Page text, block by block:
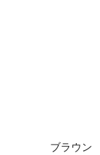
ブラウン